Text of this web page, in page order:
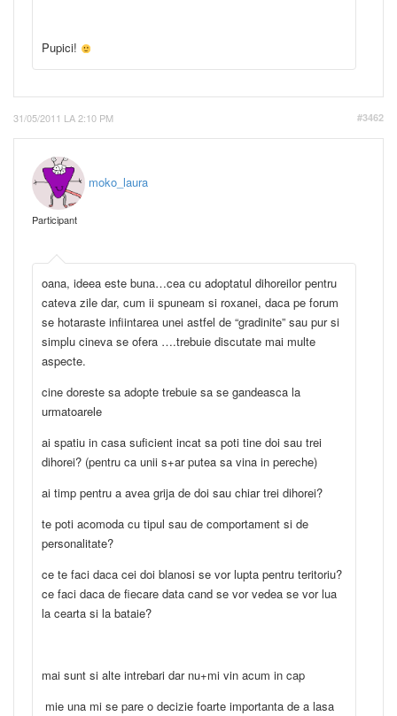
Pupici!
31/05/2011 LA 2:10 PM #3462
moko_laura
Participant
oana, ideea este buna…cea cu adoptatul dihoreilor pentru
cateva zile dar, cum ii spuneam si roxanei, daca pe forum
se hotaraste infiintarea unei astfel de “gradinite” sau pur si
simplu cineva se ofera ….trebuie discutate mai multe
aspecte.
cine doreste sa adopte trebuie sa se gandeasca la
urmatoarele
ai spatiu in casa suficient incat sa poti tine doi sau trei
dihorei? (pentru ca unii s+ar putea sa vina in pereche)
ai timp pentru a avea grija de doi sau chiar trei dihorei?
te poti acomoda cu tipul sau de comportament si de
personalitate?
ce te faci daca cei doi blanosi se vor lupta pentru teritoriu?
ce faci daca de fiecare data cand se vor vedea se vor lua
la cearta si la bataie?
mai sunt si alte intrebari dar nu+mi vin acum in cap
mie una mi se pare o decizie foarte importanta de a lasa